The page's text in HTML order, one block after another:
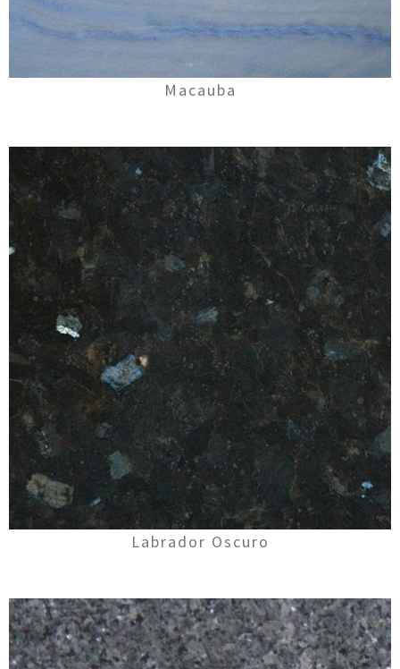
Macauba
Labrador Oscuro